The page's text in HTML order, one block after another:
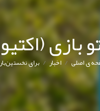
بازیی اصلی / اخبار/برای